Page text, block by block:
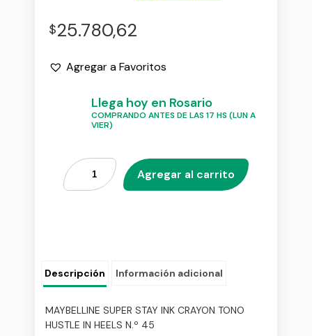
$25.780,62
Agregar a Favoritos
Llega hoy en Rosario
COMPRANDO ANTES DE LAS 17 HS (LUN A
VIER)
Agregar al carrito
Descripción Información adicional
MAYBELLINE SUPER STAY INK CRAYON TONO
HUSTLE IN HEELS N.º 45